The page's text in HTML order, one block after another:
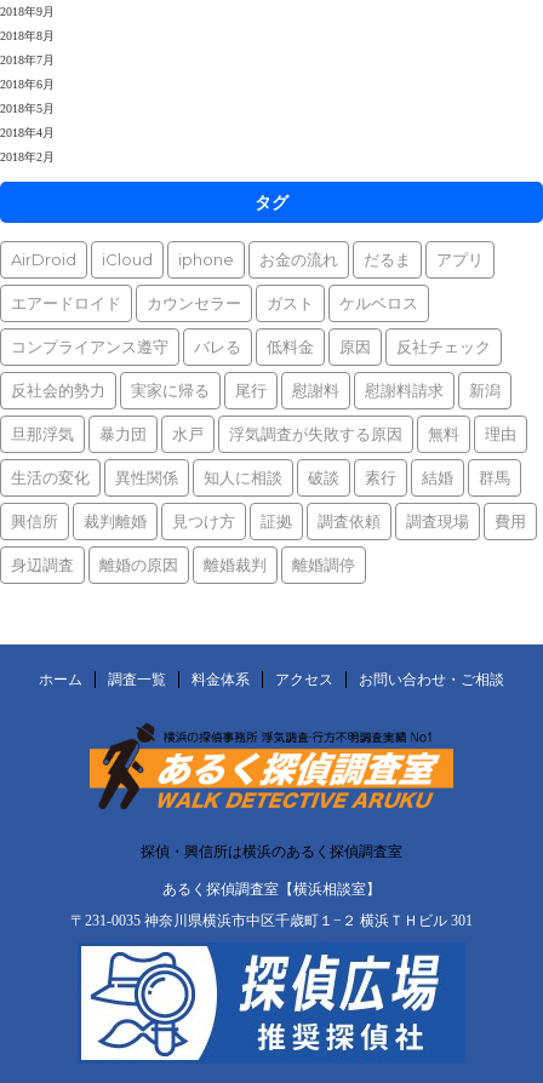
2018年9月
2018年8月
2018年7月
2018年6月
2018年5月
2018年4月
2018年2月
タグ
AirDroid iCloud iphone お金の流れ だるま アプリ
エアードロイド カウンセラー ガスト ケルベロス
コンプライアンス遵守 バレる 低料金 原因 反社チェック
反社会的勢力 実家に帰る 尾行 慰謝料 慰謝料請求 新潟
旦那浮気 暴力団 水戸 浮気調査が失敗する原因 無料 理由
生活の変化 異性関係 知人に相談 破談 素行 結婚 群馬
興信所 裁判離婚 見つけ方 証拠 調査依頼 調査現場 費用
身辺調査 離婚の原因 離婚裁判 離婚調停
ホーム 調査一覧 料金体系 アクセス お問い合わせ・ご相談
探偵・興信所は横浜のあるく探偵調査室
あるく探偵調査室【横浜相談室】
〒231-0035 神奈川県横浜市中区千歳町１−２ 横浜ＴＨビル 301